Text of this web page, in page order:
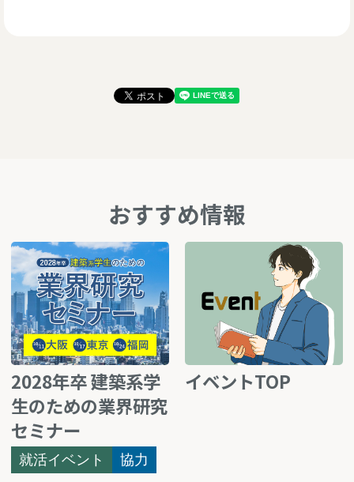
おすすめ情報
2028年卒 建築系学
生のための業界研究
セミナー
就活イベント 協力
イベントTOP